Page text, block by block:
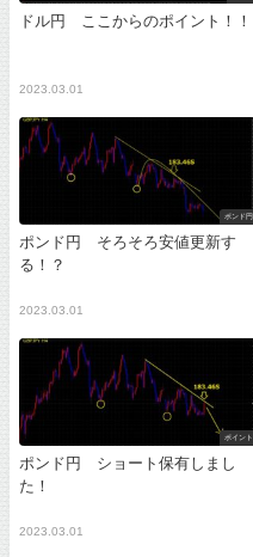
ドル円 ここからのポイント！！
2023.03.01
ポンド円
ポンド円 そろそろ安値更新す
る！？
2023.03.01
ポイント
ポンド円 ショート保有しまし
た！
2023.03.01